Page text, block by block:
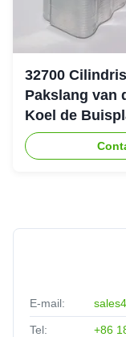
32700
Pakslang van
Koel de
het Rennen
E-mail:
Tel: +86